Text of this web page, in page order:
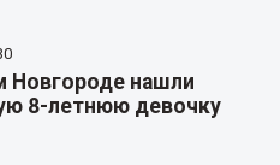
Новгороде нашли
8-летнюю девочку